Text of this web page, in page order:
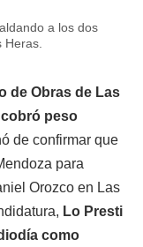
a los dos
de Obras de Las
peso
de confirmar que
para
Orozco en Las
Lo Presti
como